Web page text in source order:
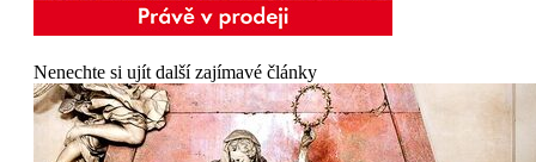
Nenechte si ujít další zajímavé články